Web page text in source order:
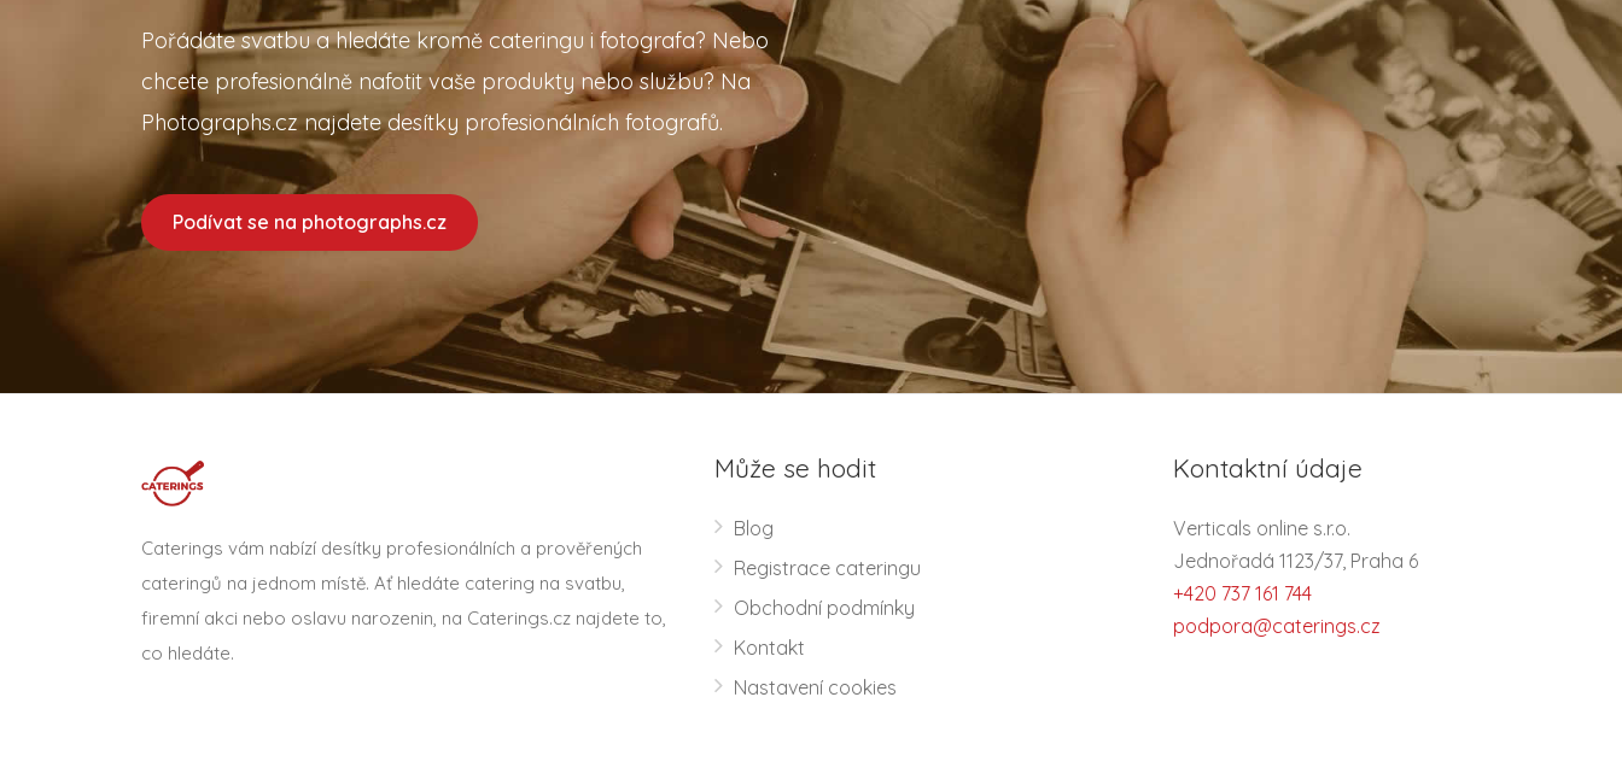
Pořádáte svatbu a hledáte kromě cateringu i fotografa? Nebo
chcete profesionálně nafotit vaše produkty nebo službu? Na
Photographs.cz najdete desítky profesionálních fotografů.
Podívat se na photographs.cz
Caterings vám nabízí desítky profesionálních a prověřených
cateringů na jednom místě. Ať hledáte catering na svatbu,
firemní akci nebo oslavu narozenin, na Caterings.cz najdete to,
co hledáte.
Může se hodit
Blog
Registrace cateringu
Obchodní podmínky
Kontakt
Nastavení cookies
Kontaktní údaje
Verticals online s.r.o.
Jednořadá 1123/37, Praha 6
+420 737 161 744
podpora@caterings.cz